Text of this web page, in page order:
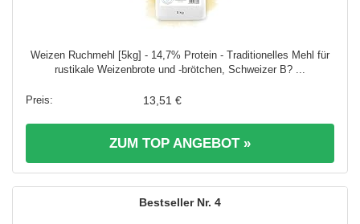
Weizen Ruchmehl [5kg] - 14,7% Protein - Traditionelles Mehl für
rustikale Weizenbrote und -brötchen, Schweizer B? ...
13,51 €
ZUM TOP ANGEBOT »
4